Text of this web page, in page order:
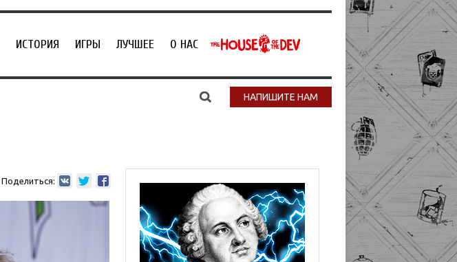
ИСТОРИЯ ИГРЫ ЛУЧШЕЕ О НАС
НАПИШИТЕ НАМ
Поделиться: